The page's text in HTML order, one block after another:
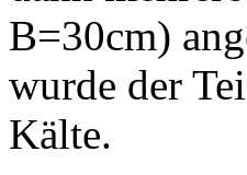
B=30cm)
wurde der
Kälte.